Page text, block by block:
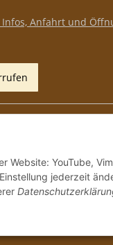
Infos, Anfahrt und
Website: YouTube,
jederzeit